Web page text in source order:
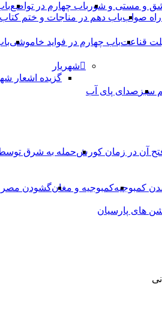
و مستی و شور باب چهارم در تواضع
راه صوابباب دهم در مناجات و ختم کتاب
قناعتباب چهارم در فواید خاموشى
سبز صدای پای آب
شهریار
گزیده اشعار
فتح آن در زمان کورشحمله به شرق
کمبوجیهکمبوجیه و مغانگشودن مصر
های پارسیان